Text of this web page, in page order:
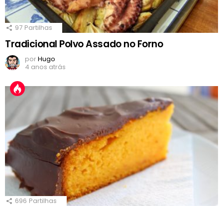
97 Partilhas
Tradicional Polvo Assado no Forno
porHugo
4 anos atrás
696 Partilhas